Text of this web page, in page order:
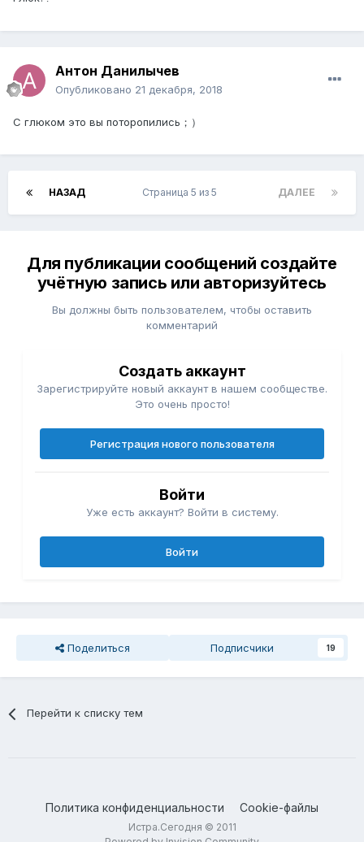
Зато платных элитных хоть отбавляй:)
Антон Данилычев
Опубликовано 21 декабря, 2018
С глюком это вы поторопились；）
НАЗАД ДАЛЕЕ
Страница 5 из 5
Для публикации сообщений создайте
учётную запись или авторизуйтесь
Вы должны быть пользователем, чтобы оставить
комментарий
Создать аккаунт
Зарегистрируйте новый аккаунт в нашем сообществе.
Это очень просто!
Регистрация нового пользователя
Войти
Уже есть аккаунт? Войти в систему.
Войти
Поделиться Подписчики 19
Перейти к списку тем
Политика конфиденциальности Cookie-файлы
Истра.Сегодня © 2011